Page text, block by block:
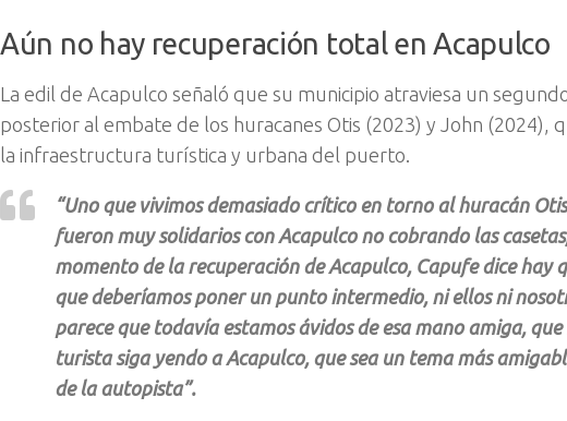
Aún no hay recuperación total en Acapulco
La edil de Acapulco señaló que su municipio atraviesa un
posterior al embate de los huracanes Otis (2023) y John (2024),
la infraestructura turística y urbana del puerto.
“Uno que vivimos demasiado crítico en torno al huracán
fueron muy solidarios con Acapulco no cobrando las
momento de la recuperación de Acapulco, Capufe dice hay
que deberíamos poner un punto intermedio, ni ellos ni
parece que todavía estamos ávidos de esa mano amiga,
turista siga yendo a Acapulco, que sea un tema más
de la autopista”.